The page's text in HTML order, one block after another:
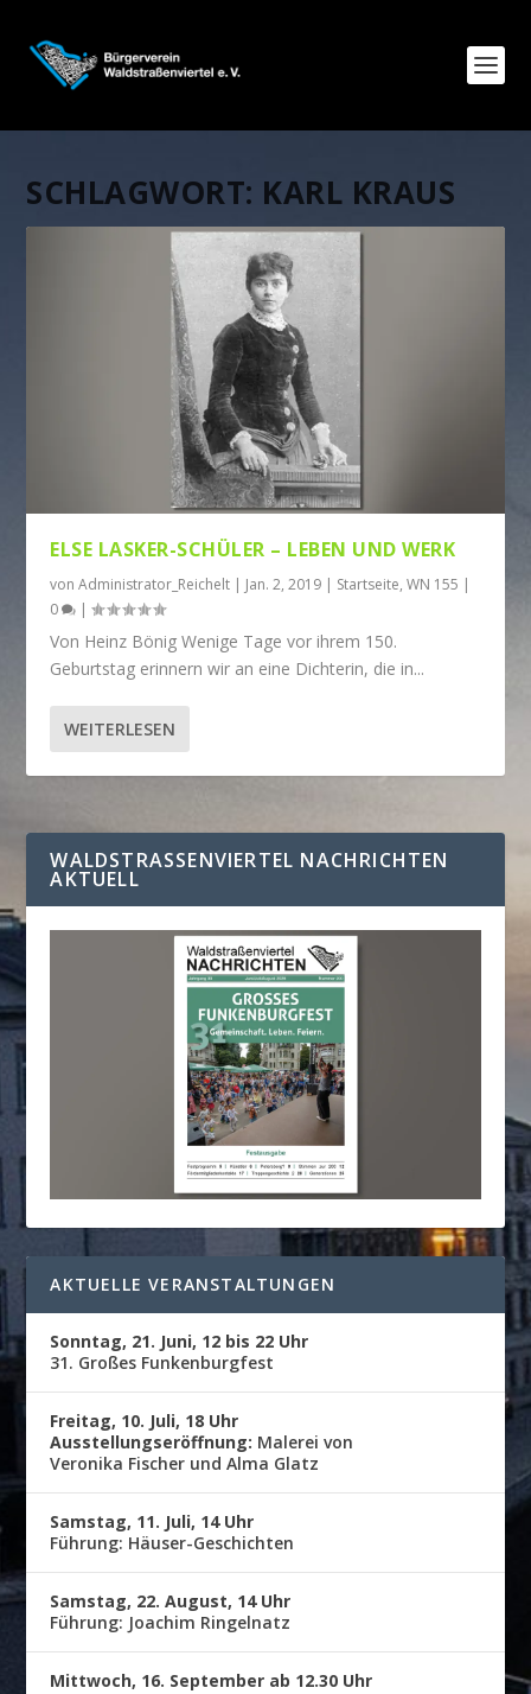
SCHLAGWORT: KARL KRAUS
ELSE LASKER-SCHÜLER – LEBEN UND WERK
vonAdministrator_Reichelt | Jan. 2, 2019 | Startseite,WN 155 |
0
|
Von Heinz Bönig Wenige Tage vor ihrem 150.
Geburtstag erinnern wir an eine Dichterin, die in...
WEITERLESEN
WALDSTRASSENVIERTEL NACHRICHTEN A
KTUELL
AKTUELLE VERANSTALTUNGEN
Sonntag, 21. Juni, 12 bis 22 Uhr
31. Großes Funkenburgfest
Freitag, 10. Juli, 18 Uhr
Ausstellungseröffnung: Malerei von
Veronika Fischer und Alma Glatz
Samstag, 11. Juli, 14 Uhr
Führung: Häuser-Geschichten
Samstag, 22. August, 14 Uhr
Führung: Joachim Ringelnatz
Mittwoch, 16. September ab 12.30 Uhr